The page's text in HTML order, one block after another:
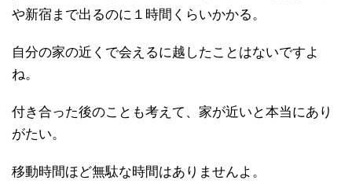
や新宿まで出るのに１時間くらいかかる。
自分の家の近くで会えるに越したことはないですよ
ね。
付き合った後のことも考えて、家が近いと本当にあり
がたい。
移動時間ほど無駄な時間はありませんよ。